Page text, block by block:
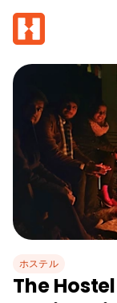
ホステル
The Hostel